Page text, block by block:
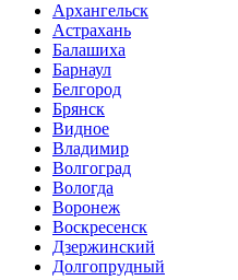
Архангельск
Астрахань
Балашиха
Барнаул
Белгород
Брянск
Видное
Владимир
Волгоград
Вологда
Воронеж
Воскресенск
Дзержинский
Долгопрудный